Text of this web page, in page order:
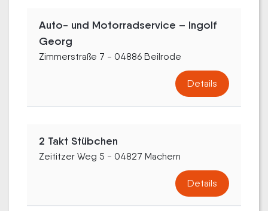
Auto- und Motorradservice – Ingolf
Georg
Zimmerstraße 7 - 04886 Beilrode
Details
2 Takt Stübchen
Zeititzer Weg 5 - 04827 Machern
Details